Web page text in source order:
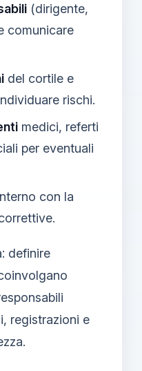
(dirigente,
comunicare
del cortile e
rischi.
medici, referti
per eventuali
con la
definire
registrazioni e